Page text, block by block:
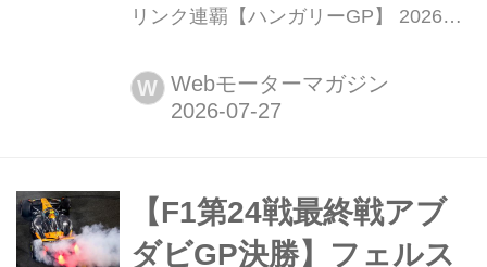
リンク連覇【ハンガリーGP】 2026年
リーGPが首都ブタペスト近郊のハン
ガロリンクで開催され、マクラーレン
ン、3位にはメルセデスのキミ・アン
トネッリが入った。車体アップデート
W Webモーターマガジン
【F1第24戦最終戦アブ
ダビGP決勝】フェルス